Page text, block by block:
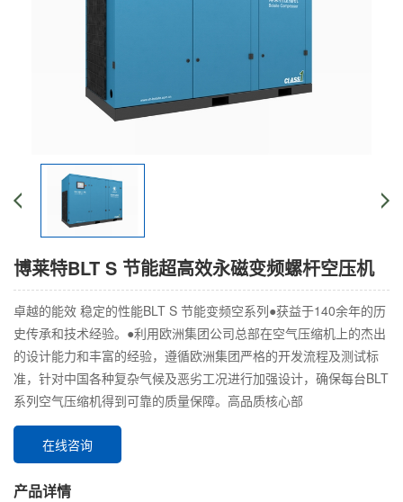
博莱特BLT S 节能超高效永磁变频螺杆空压机
卓越的能效 稳定的性能BLT S 节能变频空系列●获益于140余年的历
史传承和技术经验。●利用欧洲集团公司总部在空气压缩机上的杰出
的设计能力和丰富的经验，遵循欧洲集团严格的开发流程及测试标
准，针对中国各种复杂气候及恶劣工况进行加强设计，确保每台BLT
系列空气压缩机得到可靠的质量保障。高品质核心部
在线咨询
产品详情